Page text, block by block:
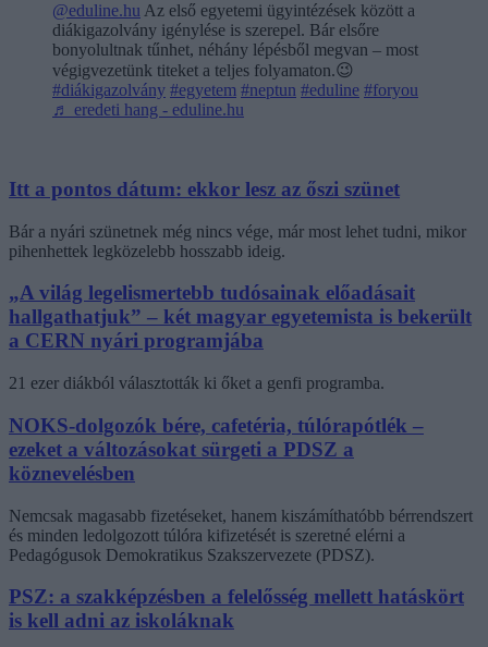
@eduline.hu Az első egyetemi ügyintézések között a
diákigazolvány igénylése is szerepel. Bár elsőre
bonyolultnak tűnhet, néhány lépésből megvan – most
végigvezetünk titeket a teljes folyamaton.😉
#diákigazolvány #egyetem #neptun #eduline #foryou
♬ eredeti hang - eduline.hu
Itt a pontos dátum: ekkor lesz az őszi szünet
Bár a nyári szünetnek még nincs vége, már most lehet tudni, mikor
pihenhettek legközelebb hosszabb ideig.
„A világ legelismertebb tudósainak előadásait
hallgathatjuk” – két magyar egyetemista is bekerült
a CERN nyári programjába
21 ezer diákból választották ki őket a genfi programba.
NOKS-dolgozók bére, cafetéria, túlórapótlék –
ezeket a változásokat sürgeti a PDSZ a
köznevelésben
Nemcsak magasabb fizetéseket, hanem kiszámíthatóbb bérrendszert
és minden ledolgozott túlóra kifizetését is szeretné elérni a
Pedagógusok Demokratikus Szakszervezete (PDSZ).
PSZ: a szakképzésben a felelősség mellett hatáskört
is kell adni az iskoláknak